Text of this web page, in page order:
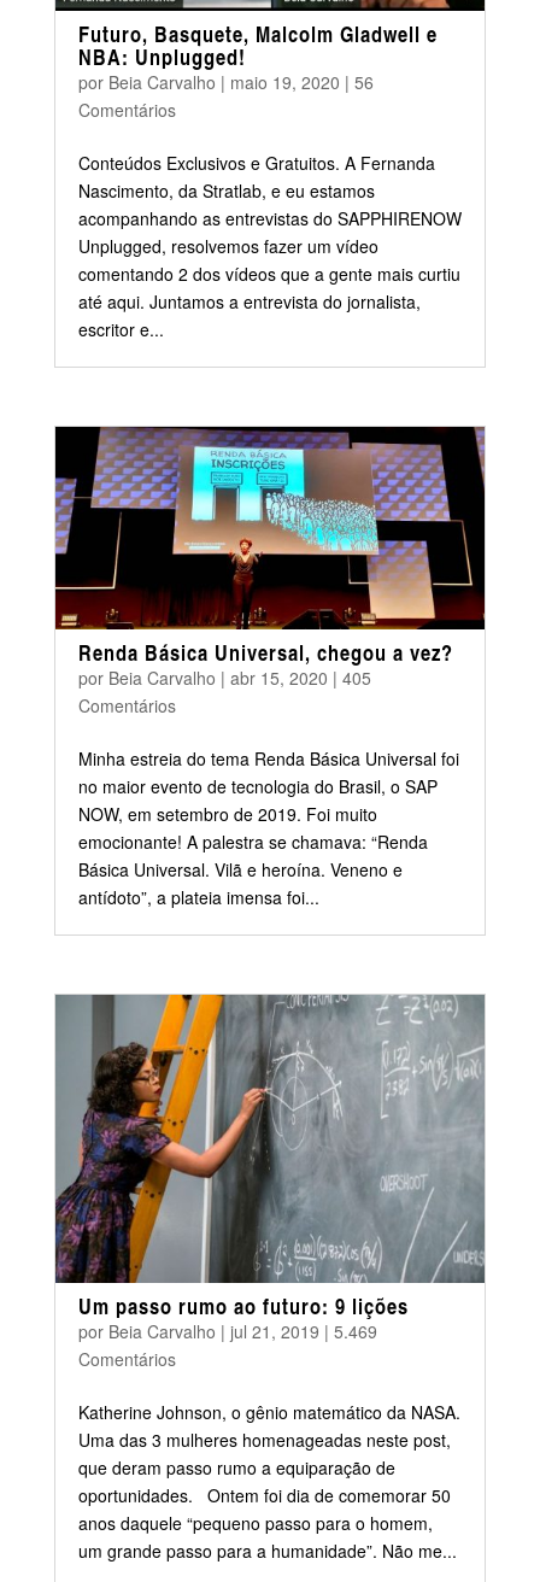
Futuro, Basquete, Malcolm Gladwell e
NBA: Unplugged!
por Beia Carvalho | maio 19, 2020 | 56
Comentários
Conteúdos Exclusivos e Gratuitos. A Fernanda
Nascimento, da Stratlab, e eu estamos
acompanhando as entrevistas do SAPPHIRENOW
Unplugged, resolvemos fazer um vídeo
comentando 2 dos vídeos que a gente mais curtiu
até aqui. Juntamos a entrevista do jornalista,
escritor e...
Renda Básica Universal, chegou a vez?
por Beia Carvalho | abr 15, 2020 | 405
Comentários
Minha estreia do tema Renda Básica Universal foi
no maior evento de tecnologia do Brasil, o SAP
NOW, em setembro de 2019. Foi muito
emocionante! A palestra se chamava: “Renda
Básica Universal. Vilã e heroína. Veneno e
antídoto”, a plateia imensa foi...
Um passo rumo ao futuro: 9 lições
por Beia Carvalho | jul 21, 2019 | 5.469
Comentários
Katherine Johnson, o gênio matemático da NASA.
Uma das 3 mulheres homenageadas neste post,
que deram passo rumo a equiparação de
oportunidades. Ontem foi dia de comemorar 50
anos daquele “pequeno passo para o homem,
um grande passo para a humanidade”. Não me...